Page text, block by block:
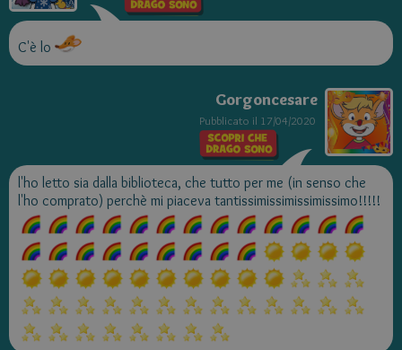
C'è lo
Gorgoncesare
Pubblicato il 17/04/2020
l'ho letto sia dalla biblioteca, che tutto per me (in senso che
l'ho comprato) perchè mi piaceva tantissimissimissimissimo!!!!!